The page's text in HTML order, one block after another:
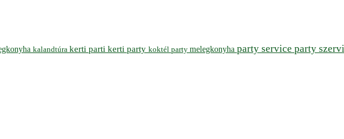
kalandtúra kerti parti kerti party koktél party melegkonyha party service party